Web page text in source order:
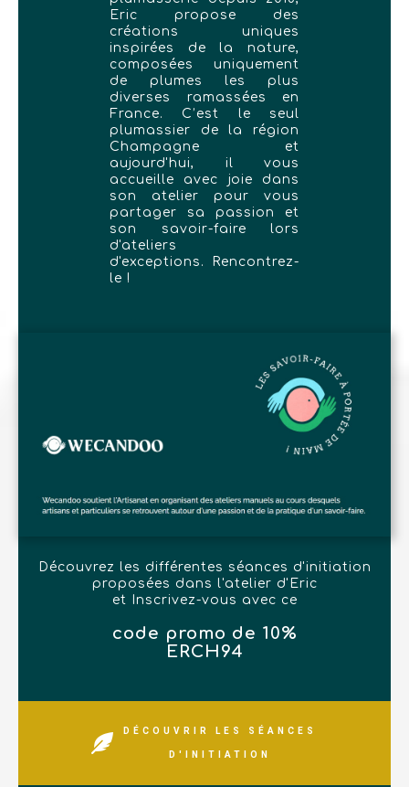
Eric propose des
créations uniques
inspirées de la nature,
composées uniquement
de plumes les plus
diverses ramassées en
France. C’est le seul
plumassier de la région
Champagne et
aujourd'hui, il vous
accueille avec joie dans
son atelier pour vous
partager sa passion et
son savoir-faire lors
d'ateliers
d'exceptions. Rencontrez-
le !
Découvrez les différentes séances d'initiation
proposées dans l'atelier d'Eric
et Inscrivez-vous avec ce
code promo de 10%
ERCH94
DÉCOUVRIR LES SÉANCES
D'INITIATION